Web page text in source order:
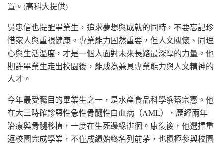
置。(高科大提供)
吳忠信也提醒畢業生，追求夢想與成就的同時，不要忘記珍
惜家人與重視健康。專業能力固然重要，但人文關懷、同理
心與生活溫度，才是一個人面對未來長路最深厚的力量。他
期許畢業生走出校園後，能成為兼具專業能力與人文精神的
人才。
今年最受矚目的畢業生之一，是水產食品科學系蔡宗憲。他
在大三時確診惡性急性骨髓性白血病（AML），歷經兩年
治療與骨髓移植，一度在生死邊緣徘徊。康復後，他選擇重
返校園完成學業，不僅成績始終名列前茅，也積極參與校園